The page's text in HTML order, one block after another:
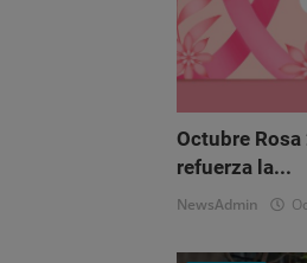
Octubre Rosa
refuerza la...
NewsAdmin